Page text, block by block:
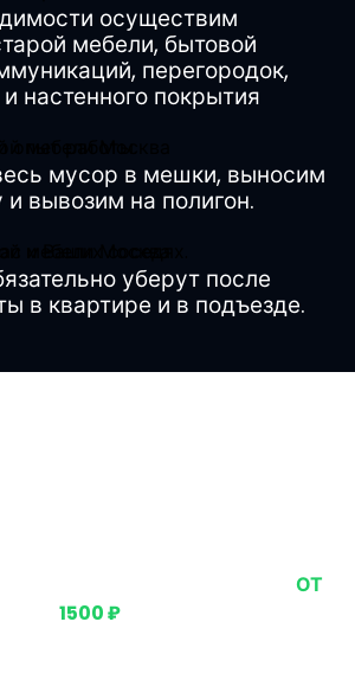
осуществим
мебели, бытовой
перегородок,
настенного покрытия
работы.
мусор в мешки, выносим
и вывозим на полигон.
и Ваших соседях.
уберут после
в квартире и в подъезде.
ОТ
1500 ₽